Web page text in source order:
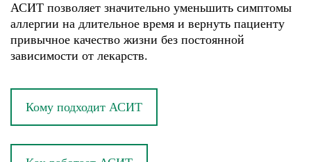
АСИТ позволяет значительно уменьшить симптомы
аллергии на длительное время и вернуть пациенту
привычное качество жизни без постоянной
зависимости от лекарств.
Кому подходит АСИТ